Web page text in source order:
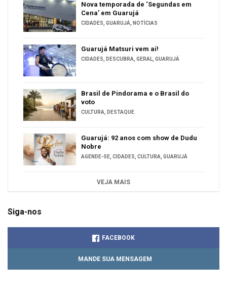
Nova temporada de ‘Segundas em
Cena’ em Guarujá
CIDADES, GUARUJÁ, NOTÍCIAS
Guarujá Matsuri vem aí!
CIDADES, DESCUBRA, GERAL, GUARUJÁ
Brasil de Pindorama e o Brasil do
voto
CULTURA, DESTAQUE
Guarujá: 92 anos com show de Dudu
Nobre
AGENDE-SE, CIDADES, CULTURA, GUARUJÁ
VEJA MAIS
Siga-nos
FACEBOOK
MANDE SUA MENSAGEM